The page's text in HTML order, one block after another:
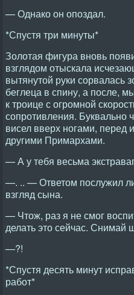
— Однако он опоздал.
*Спустя три минуты*
Золотая фигура вновь
взглядом отыскала
вытянутой руки сорвалась
беглеца в спину, а после,
к троице с огромной
сопротивления. Буквально
висел вверх ногами, перед
другими Примархами.
— А у тебя весьма
—. .. — Ответом послужил
взгляд сына.
— Чтож, раз я не смог
делать это сейчас. Снимай
—?!
*Спустя десять минут
работ*